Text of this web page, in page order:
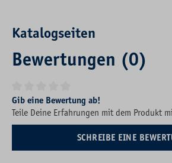
Katalogseiten
Bewertungen (0)
Durchschnittliche Bewertung von 0 von 5 Sternen
Gib eine Bewertung ab!
Teile Deine Erfahrungen mit dem Produkt
SCHREIBE EINE